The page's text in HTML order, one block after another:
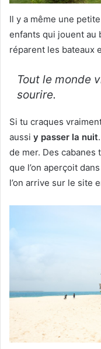
Il y a même une
enfants qui jouent au
réparent les bateaux
Tout le monde
sourire.
Si tu craques
aussi y passer la nuit
de mer. Des
que l’on aperçoit
l’on arrive sur le site